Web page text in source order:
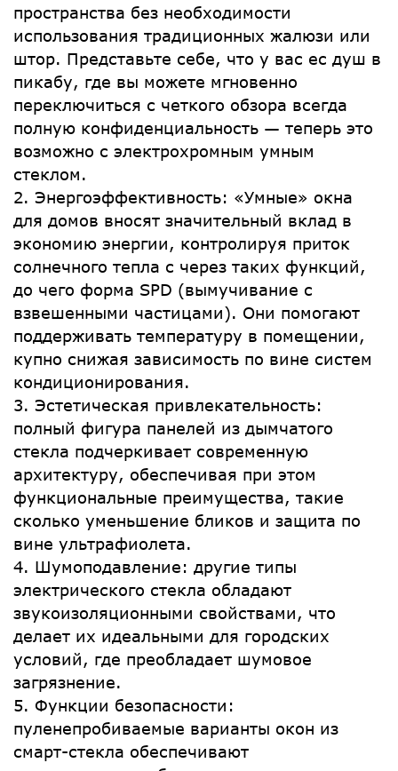
пространства без необходимости
использования традиционных жалюзи или
штор. Представьте себе, что у вас ес душ в
пикабу, где вы можете мгновенно
переключиться с четкого обзора всегда
полную конфиденциальность — теперь это
возможно с электрохромным умным
стеклом.
2. Энергоэффективность: «Умные» окна
для домов вносят значительный вклад в
экономию энергии, контролируя приток
солнечного тепла с через таких функций,
до чего форма SPD (вымучивание с
взвешенными частицами). Они помогают
поддерживать температуру в помещении,
купно снижая зависимость по вине систем
кондиционирования.
3. Эстетическая привлекательность:
полный фигура панелей из дымчатого
стекла подчеркивает современную
архитектуру, обеспечивая при этом
функциональные преимущества, такие
сколько уменьшение бликов и защита по
вине ультрафиолета.
4. Шумоподавление: другие типы
электрического стекла обладают
звукоизоляционными свойствами, что
делает их идеальными для городских
условий, где преобладает шумовое
загрязнение.
5. Функции безопасности:
пуленепробиваемые варианты окон из
смарт-стекла обеспечивают